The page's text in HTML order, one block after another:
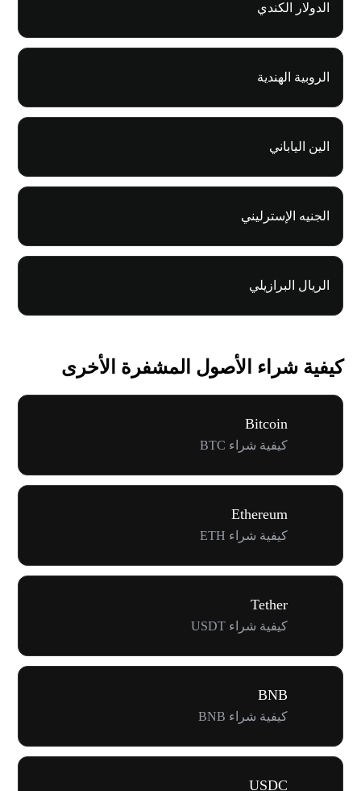
الدولار الكندي
الروبية الهندية
الين الياباني
الجنيه الإسترليني
الريال البرازيلي
كيفية شراء الأصول المشفرة الأخرى
Bitcoin
كيفية شراء BTC
Ethereum
كيفية شراء ETH
Tether
كيفية شراء USDT
BNB
كيفية شراء BNB
USDC